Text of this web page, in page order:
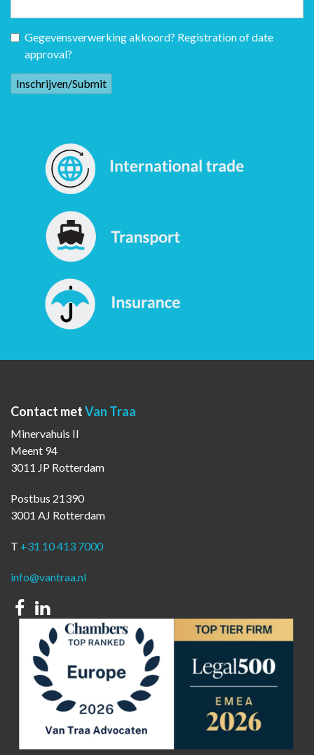
Gegevensverwerking akkoord? Registration of date
approval?
Contact metVan Traa
Minervahuis II
Meent 94
3011 JP Rotterdam
Postbus 21390
3001 AJ Rotterdam
T +31 10 413 7000
info@vantraa.nl
Facebook
Linkedin